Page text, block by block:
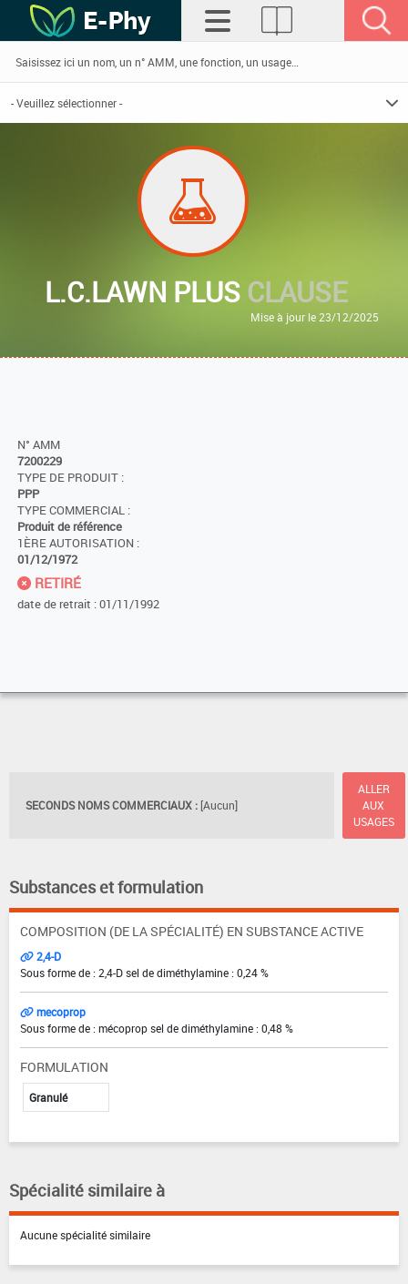
L.C.LAWN PLUSCLAUSE
Mise à jour le 23/12/2025
N° AMM
7200229
TYPE DE PRODUIT :
PPP
TYPE COMMERCIAL :
Produit de référence
1ÈRE AUTORISATION :
01/12/1972
RETIRÉ
date de retrait : 01/11/1992
SECONDS NOMS COMMERCIAUX : [Aucun]
ALLER
AUX
USAGES
Substances et formulation
COMPOSITION (DE LA SPÉCIALITÉ) EN SUBSTANCE ACTIVE
2,4-D
Sous forme de : 2,4-D sel de diméthylamine : 0,24 %
mecoprop
Sous forme de : mécoprop sel de diméthylamine : 0,48 %
FORMULATION
Granulé
Spécialité similaire à
Aucune spécialité similaire